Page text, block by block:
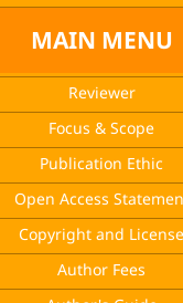
MAIN MENU
Reviewer
Focus & Scope
Publication Ethic
Open Access
Copyright and License
Author Fees